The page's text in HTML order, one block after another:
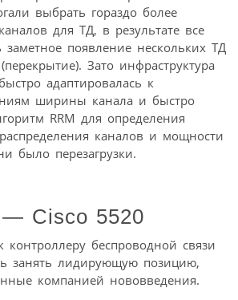
выбрать гораздо более
для ТД, в результате все
заметное появление нескольких ТД
Зато инфраструктура
адаптировалась к
ширины канала и быстро
RRM для определения
каналов и мощности
было перезагрузки.
— Cisco 5520
контроллеру беспроводной связи
занять лидирующую позицию,
компанией нововведения.